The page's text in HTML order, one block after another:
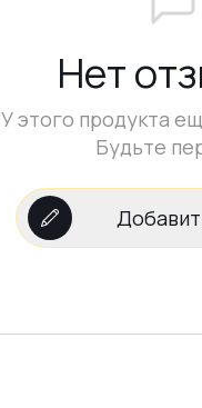
Нет
У этого продукта
Будьте